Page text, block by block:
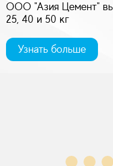
ООО "Азия Цемент"
25, 40 и 50 кг
Узнать больше